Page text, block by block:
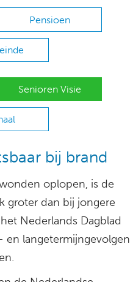
Pensioen
Senioren Visie
bij brand
oplopen, is de
groter dan bij jongere
Nederlands Dagblad
en langetermijngevolgen